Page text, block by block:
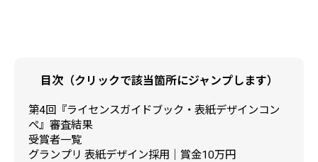
目次（クリックで該当箇所にジャンプします）
第4回『ライセンスガイドブック・表紙デザインコン
ペ』審査結果
受賞者一覧
グランプリ 表紙デザイン採用｜賞金10万円